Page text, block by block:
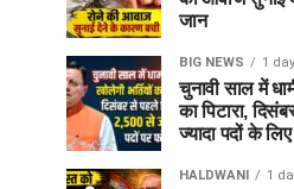
जान
BIG NEWS 1
चुनावी साल में
का पिटारा,
ज्यादा पदों के लिए
HALDWANI 1